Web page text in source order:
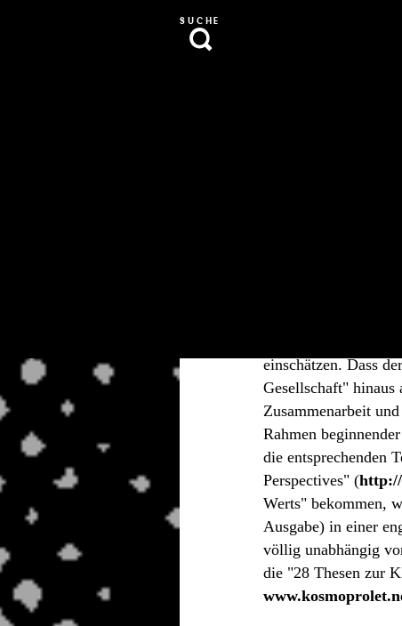
SUCHE
einschätzen. Dass
Gesellschaft" hinaus
Zusammenarbeit
Rahmen
die entsprechenden
Perspectives" (
Werts" bekommen,
Ausgabe) in einer
völlig unabhängig
die "28 Thesen zur